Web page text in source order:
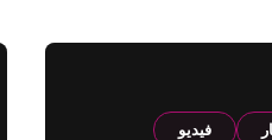
فيديو